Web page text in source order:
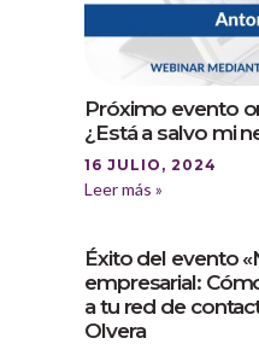
Próximo evento
¿Está a salvo mi
16 JULIO, 2024
Leer más »
Éxito del evento
empresarial:
a tu red de
Olvera